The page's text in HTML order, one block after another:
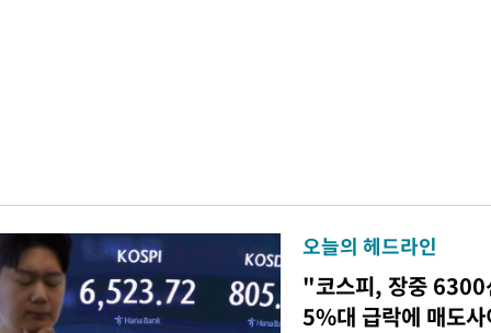
오늘의 헤드라인
"코스피, 장중 6300
5%대 급락에 매도사